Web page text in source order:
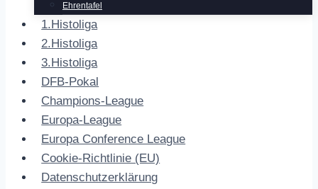
Ehrentafel
1.Histoliga
2.Histoliga
3.Histoliga
DFB-Pokal
Champions-League
Europa-League
Europa Conference League
Cookie-Richtlinie (EU)
Datenschutzerklärung